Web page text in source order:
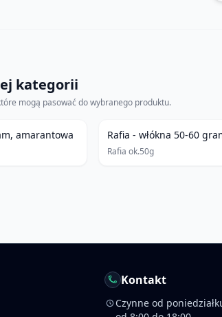
kategorii
mogą pasować do wybranego produktu.
amarantowa Rafia - włókna 50-60
Rafia ok.50g
Kontakt
Czynne od